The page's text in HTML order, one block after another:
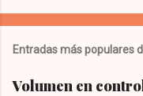
Entradas más populares
Volumen en